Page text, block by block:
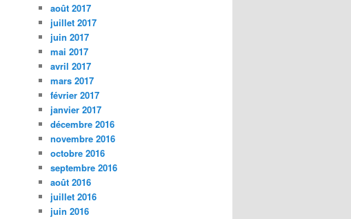
août 2017
juillet 2017
juin 2017
mai 2017
avril 2017
mars 2017
février 2017
janvier 2017
décembre 2016
novembre 2016
octobre 2016
septembre 2016
août 2016
juillet 2016
juin 2016